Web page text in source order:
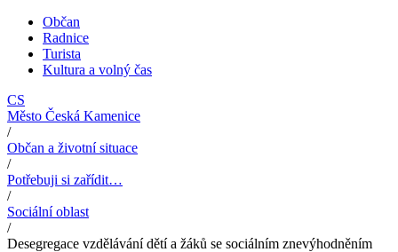
Občan
Radnice
Turista
Kultura a volný čas
CS
Město Česká Kamenice
/
Občan a životní situace
/
Potřebuji si zařídit…
/
Sociální oblast
/
Desegregace vzdělávání dětí a žáků se sociálním znevýhodněním